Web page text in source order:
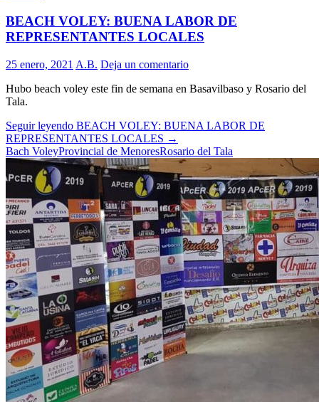
BEACH VOLEY: BUENA LABOR DE
REPRESENTANTES LOCALES
25 enero, 2021 A.B. Deja un comentario
Hubo beach voley este fin de semana en Basavilbaso y Rosario del
Tala.
Seguir leyendo BEACH VOLEY: BUENA LABOR DE
REPRESENTANTES LOCALES →
Bach VoleyProvincial de MenoresRosario del Tala